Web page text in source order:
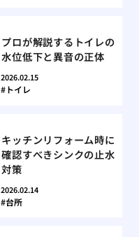
プロが解説するトイレの
水位低下と異音の正体
2026.02.15
トイレ
キッチンリフォーム時に
確認すべきシンクの止水
対策
2026.02.14
台所